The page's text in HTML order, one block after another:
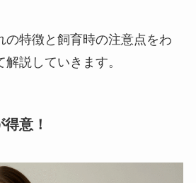
の特徴と飼育時の注意点をわ
説していきます。
意！